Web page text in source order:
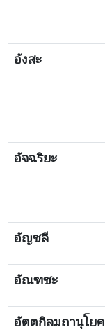
อังสะ
อัจฉริยะ
อัญชลี
อัณฑชะ
อัตตกิลมถานุโยค